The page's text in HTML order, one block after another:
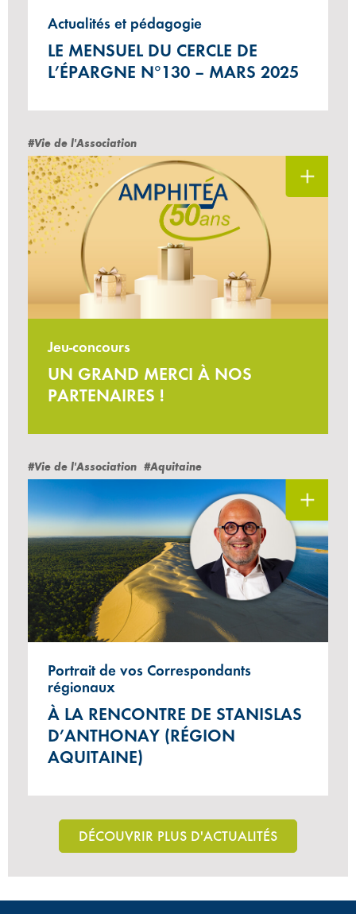
Actualités et pédagogie
LE MENSUEL DU CERCLE DE
L’ÉPARGNE N°130 – MARS 2025
#Vie de l'Association
Jeu-concours
UN GRAND MERCI À NOS
PARTENAIRES !
#Vie de l'Association #Aquitaine
Portrait de vos Correspondants
régionaux
À LA RENCONTRE DE STANISLAS
D’ANTHONAY (RÉGION
AQUITAINE)
DÉCOUVRIR PLUS D'ACTUALITÉS